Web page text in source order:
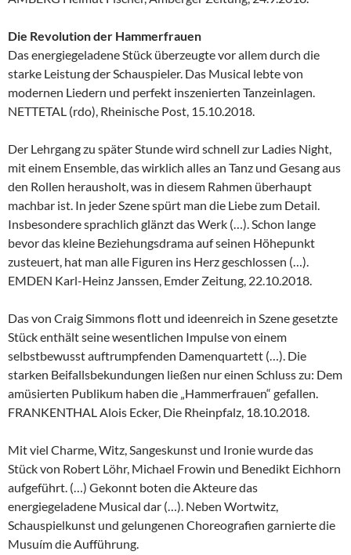
Die Revolution der Hammerfrauen
Das energiegeladene Stück überzeugte vor allem durch die
starke Leistung der Schauspieler. Das Musical lebte von
modernen Liedern und perfekt inszenierten Tanzeinlagen.
NETTETAL (rdo), Rheinische Post, 15.10.2018.
Der Lehrgang zu später Stunde wird schnell zur Ladies Night,
mit einem Ensemble, das wirklich alles an Tanz und Gesang aus
den Rollen herausholt, was in diesem Rahmen überhaupt
machbar ist. In jeder Szene spürt man die Liebe zum Detail.
Insbesondere sprachlich glänzt das Werk (…). Schon lange
bevor das kleine Beziehungsdrama auf seinen Höhepunkt
zusteuert, hat man alle Figuren ins Herz geschlossen (…).
EMDEN Karl-Heinz Janssen, Emder Zeitung, 22.10.2018.
Das von Craig Simmons flott und ideenreich in Szene gesetzte
Stück enthält seine wesentlichen Impulse von einem
selbstbewusst auftrumpfenden Damenquartett (…). Die
starken Beifallsbekundungen ließen nur einen Schluss zu: Dem
amüsierten Publikum haben die „Hammerfrauen“ gefallen.
FRANKENTHAL Alois Ecker, Die Rheinpfalz, 18.10.2018.
Mit viel Charme, Witz, Sangeskunst und Ironie wurde das
Stück von Robert Löhr, Michael Frowin und Benedikt Eichhorn
aufgeführt. (…) Gekonnt boten die Akteure das
energiegeladene Musical dar (…). Neben Wortwitz,
Schauspielkunst und gelungenen Choreografien garnierte die
Musuím die Aufführung.